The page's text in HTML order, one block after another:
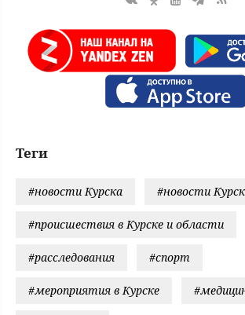
Теги
#новости Курска #новости
#происшествия в Курске и области
#расследования #спорт
#мероприятия в Курске